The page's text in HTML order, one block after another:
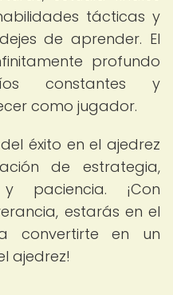
tácticas y
de aprender. El
profundo
constantes y
como jugador.
éxito en el ajedrez
de estrategia,
paciencia. ¡Con
estarás en el
convertirte en un
ajedrez!